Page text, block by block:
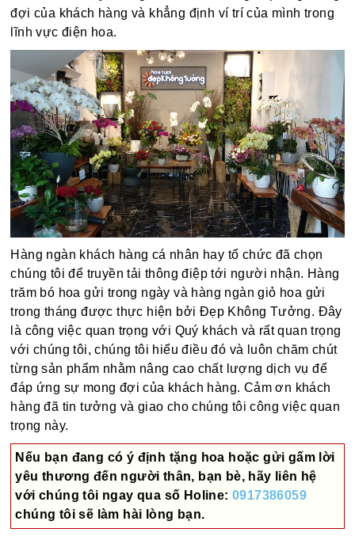
đợi của khách hàng và khẳng định ví trí của mình trong
lĩnh vực điện hoa.
Hàng ngàn khách hàng cá nhân hay tổ chức đã chọn
chúng tôi để truyền tải thông điệp tới người nhận. Hàng
trăm bó hoa gửi trong ngày và hàng ngàn giỏ hoa gửi
trong tháng được thực hiện bởi Đẹp Không Tưởng. Đây
là công việc quan trọng với Quý khách và rất quan trọng
với chúng tôi, chúng tôi hiểu điều đó và luôn chăm chút
từng sản phẩm nhằm nâng cao chất lượng dịch vụ để
đáp ứng sự mong đợi của khách hàng. Cảm ơn khách
hàng đã tin tưởng và giao cho chúng tôi công việc quan
trọng này.
Nếu bạn đang có ý định tặng hoa hoặc gửi gấm lời
yêu thương đến người thân, bạn bè, hãy liên hệ
với chúng tôi ngay qua số Holine:0917386059
chúng tôi sẽ làm hài lòng bạn.